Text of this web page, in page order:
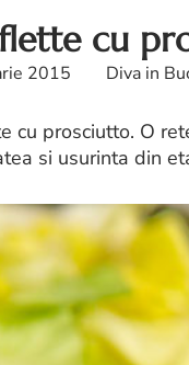
cu
2015 Diva in
cu prosciutto. O
si usurinta din